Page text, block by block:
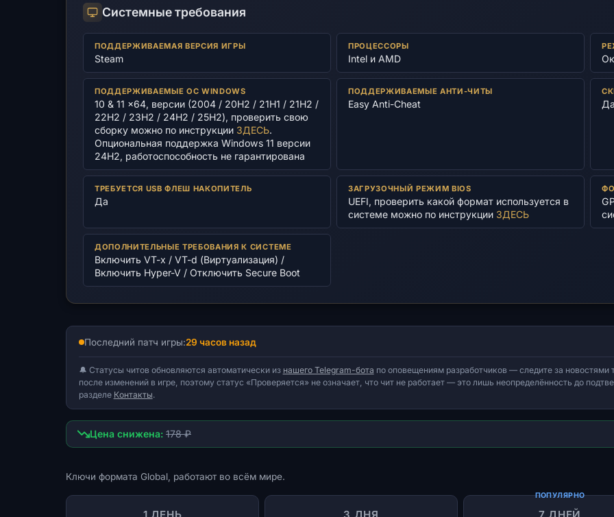
Системные требования
ПОДДЕРЖИВАЕМАЯ ВЕРСИЯ ИГРЫ
Steam
ПРОЦЕССОРЫ
Intel и AMD
ПОДДЕРЖИВАЕМЫЕ ОС WINDOWS
10 & 11 x64, версии (2004 / 20H2 / 21H1 / 21H2 /
22H2 / 23H2 / 24H2 / 25H2), проверить свою
сборку можно по инструкции ЗДЕСЬ.
Опциональная поддержка Windows 11 версии
24H2, работоспособность не гарантирована
ПОДДЕРЖИВАЕМЫЕ АНТИ-ЧИТЫ
Easy Anti-Cheat
ТРЕБУЕТСЯ USB ФЛЕШ НАКОПИТЕЛЬ
Да
ЗАГРУЗОЧНЫЙ РЕЖИМ BIOS
UEFI, проверить какой формат используется в
системе можно по инструкции ЗДЕСЬ
ДОПОЛНИТЕЛЬНЫЕ ТРЕБОВАНИЯ К СИСТЕМЕ
Включить VT-x / VT-d (Виртуализация) /
Включить Hyper-V / Отключить Secure Boot
Последний патч игры:29 часов назад
🔔 Статусы читов обновляются автоматически из нашего Telegram-бота по оповещениям разработчиков — следите за
после изменений в игре, поэтому статус «Проверяется» не означает, что чит не работает — это лишь неопределённость до
разделе Контакты.
Цена снижена: 178 ₽
Ключи формата Global, работают во всём мире.
ПОПУЛЯРНО